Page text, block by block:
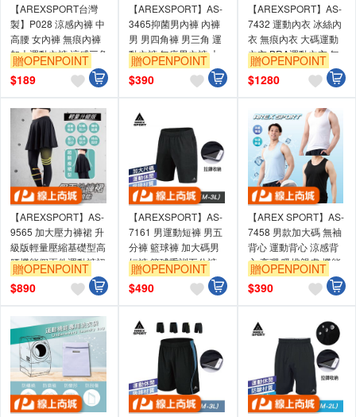
【AREXSPORT台灣
製】P028 涼感內褲 中
高腰 女內褲 無痕內褲
加大運動內褲 涼感三角
內褲 涼爽吸排親膚高彈
力
贈OPENPOINT
$189
【AREXSPORT】AS-
3465抑菌男內褲 內褲
男 男四角褲 男三角 運
動內褲 無痕男內褲 大
碼男內褲 男生內褲 男
平口 台灣製
贈OPENPOINT
$390
【AREXSPORT】AS-
7432 運動內衣 冰絲內
衣 無痕內衣 大碼運動
內衣 BRA運動內衣 無
痕內衣 內衣 大尺碼
贈OPENPOINT
$1280
【AREXSPORT】AS-
9565 加大壓力褲裙 升
級版輕量壓縮基礎型高
腰機能假兩件運動褲裙
L-4L
贈OPENPOINT
$890
【AREXSPORT】AS-
7161 男運動短褲 男五
分褲 籃球褲 加大碼男
短褲 籃球重訓五分褲
（運動隱形收納拉鍊）
贈OPENPOINT
$490
【AREX SPORT】AS-
7458 男款加大碼 無袖
背心 運動背心 涼感背
心 高彈 吸排親膚 機能
纖維 L-4L
贈OPENPOINT
$390